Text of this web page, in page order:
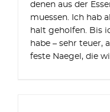
denen aus der
muessen. Ich hab
halt geholfen. Bis
habe – sehr teuer,
feste Naegel, die